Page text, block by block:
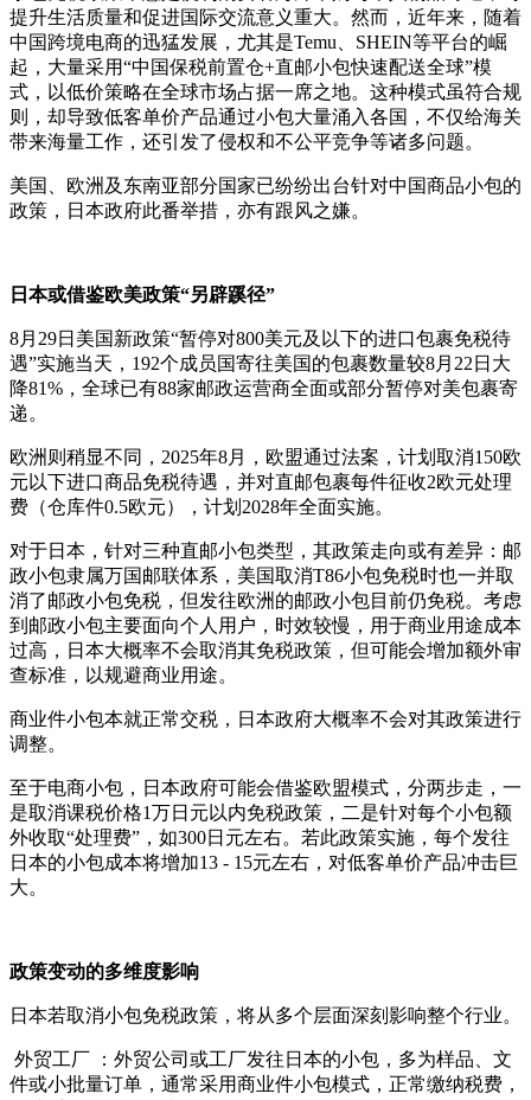
提升生活质量和促进国际交流意义重大。然而，近年来，随着
中国跨境电商的迅猛发展，尤其是Temu、SHEIN等平台的崛
起，大量采用“中国保税前置仓+直邮小包快速配送全球”模
式，以低价策略在全球市场占据一席之地。这种模式虽符合规
则，却导致低客单价产品通过小包大量涌入各国，不仅给海关
带来海量工作，还引发了侵权和不公平竞争等诸多问题。
美国、欧洲及东南亚部分国家已纷纷出台针对中国商品小包的
政策，日本政府此番举措，亦有跟风之嫌。
日本或借鉴欧美政策“另辟蹊径”
8月29日美国新政策“暂停对800美元及以下的进口包裹免税待
遇”实施当天，192个成员国寄往美国的包裹数量较8月22日大
降81%，全球已有88家邮政运营商全面或部分暂停对美包裹寄
递。
欧洲则稍显不同，2025年8月，欧盟通过法案，计划取消150欧
元以下进口商品免税待遇，并对直邮包裹每件征收2欧元处理
费（仓库件0.5欧元），计划2028年全面实施。
对于日本，针对三种直邮小包类型，其政策走向或有差异：邮
政小包隶属万国邮联体系，美国取消T86小包免税时也一并取
消了邮政小包免税，但发往欧洲的邮政小包目前仍免税。考虑
到邮政小包主要面向个人用户，时效较慢，用于商业用途成本
过高，日本大概率不会取消其免税政策，但可能会增加额外审
查标准，以规避商业用途。
商业件小包本就正常交税，日本政府大概率不会对其政策进行
调整。
至于电商小包，日本政府可能会借鉴欧盟模式，分两步走，一
是取消课税价格1万日元以内免税政策，二是针对每个小包额
外收取“处理费”，如300日元左右。若此政策实施，每个发往
日本的小包成本将增加13 - 15元左右，对低客单价产品冲击巨
大。
政策变动的多维度影响
日本若取消小包免税政策，将从多个层面深刻影响整个行业。
外贸工厂 ：外贸公司或工厂发往日本的小包，多为样品、文
件或小批量订单，通常采用商业件小包模式，正常缴纳税费，